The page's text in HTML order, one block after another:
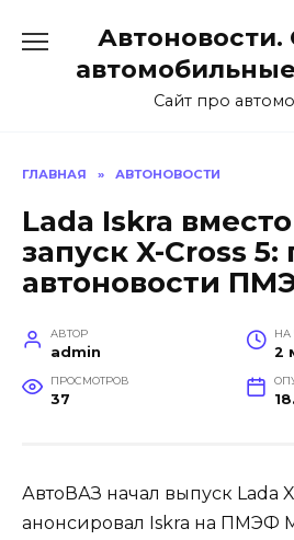
содержанию
Сайт про
ГЛАВНАЯ » АВТОНОВОСТИ
Lada Iskra
запуск X-Cross
автоновости
АВТОР
admin
НА
2
ПРОСМОТРОВ
37
АвтоВАЗ начал выпуск Lada
анонсировал Iskra на ПМЭФ